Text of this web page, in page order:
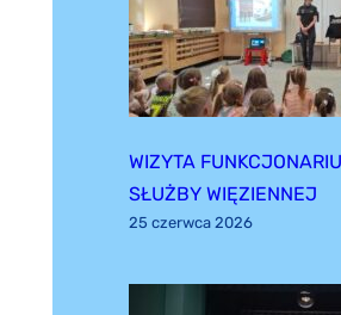
WIZYTA
SŁUŻBY WIĘZIENNEJ
25 czerwca 2026